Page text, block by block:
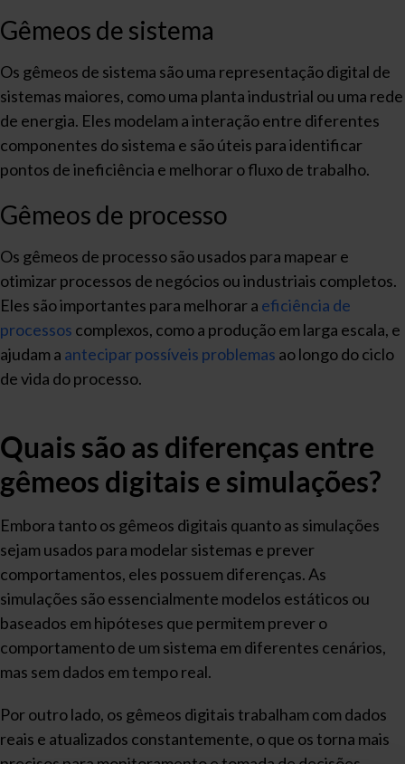
Gêmeos de sistema
Os gêmeos de sistema são uma representação digital de
sistemas maiores, como uma planta industrial ou uma rede
de energia. Eles modelam a interação entre diferentes
componentes do sistema e são úteis para identificar
pontos de ineficiência e melhorar o fluxo de trabalho.
Gêmeos de processo
Os gêmeos de processo são usados para mapear e
otimizar processos de negócios ou industriais completos.
Eles são importantes para melhorar a eficiência de
processos complexos, como a produção em larga escala, e
ajudam a antecipar possíveis problemas ao longo do ciclo
de vida do processo.
Quais são as diferenças entre
gêmeos digitais e simulações?
Embora tanto os gêmeos digitais quanto as simulações
sejam usados para modelar sistemas e prever
comportamentos, eles possuem diferenças. As
simulações são essencialmente modelos estáticos ou
baseados em hipóteses que permitem prever o
comportamento de um sistema em diferentes cenários,
mas sem dados em tempo real.
Por outro lado, os gêmeos digitais trabalham com dados
reais e atualizados constantemente, o que os torna mais